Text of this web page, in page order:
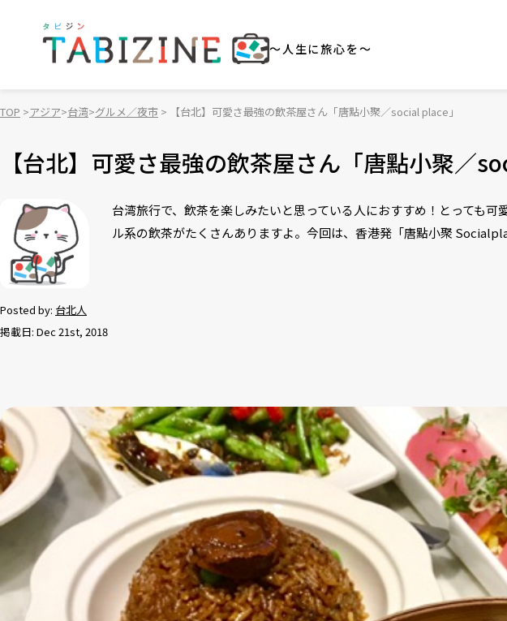
～人生に旅心を～
TOP アジア 台湾 グルメ／夜市 【台北】可愛さ最強の飲茶屋さん「唐點小聚／social place」
【台北】可愛さ最強の飲茶屋さん「唐點小聚／
Posted by: 台北人
掲載日: Dec 21st, 2018
台湾旅行で、飲茶を楽しみたいと思っている人におすすめ！とっても
ル系の飲茶がたくさんありますよ。今回は、香港発「唐點小聚